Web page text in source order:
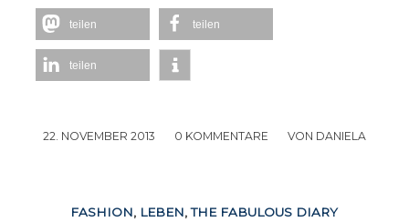
teilen teilen
teilen
22. NOVEMBER 2013
/ 0 KOMMENTARE
/ VON DANIELA
FASHION, LEBEN,THE FABULOUS DIARY